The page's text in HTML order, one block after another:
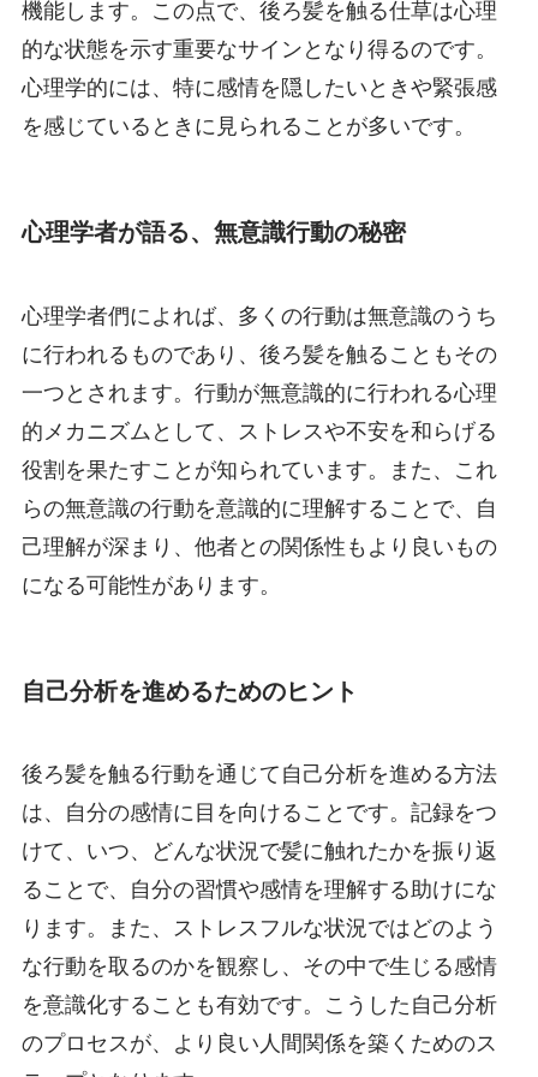
機能します。この点で、後ろ髪を触る仕草は心理
的な状態を示す重要なサインとなり得るのです。
心理学的には、特に感情を隠したいときや緊張感
を感じているときに見られることが多いです。
心理学者が語る、無意識行動の秘密
心理学者們によれば、多くの行動は無意識のうち
に行われるものであり、後ろ髪を触ることもその
一つとされます。行動が無意識的に行われる心理
的メカニズムとして、ストレスや不安を和らげる
役割を果たすことが知られています。また、これ
らの無意識の行動を意識的に理解することで、自
己理解が深まり、他者との関係性もより良いもの
になる可能性があります。
自己分析を進めるためのヒント
後ろ髪を触る行動を通じて自己分析を進める方法
は、自分の感情に目を向けることです。記録をつ
けて、いつ、どんな状況で髪に触れたかを振り返
ることで、自分の習慣や感情を理解する助けにな
ります。また、ストレスフルな状況ではどのよう
な行動を取るのかを観察し、その中で生じる感情
を意識化することも有効です。こうした自己分析
のプロセスが、より良い人間関係を築くためのス